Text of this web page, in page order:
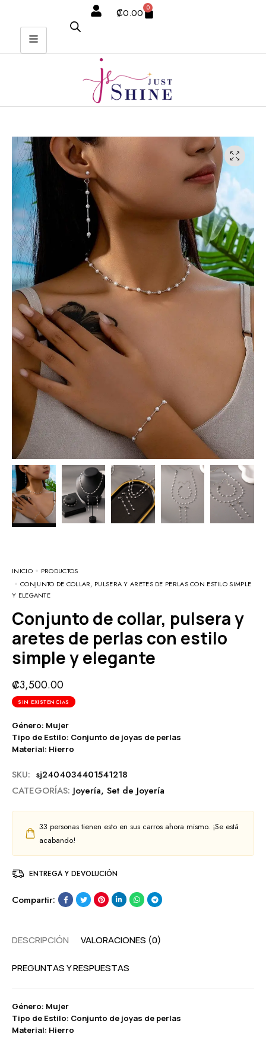
₡0.00 0
INICIO
PRODUCTOS
CONJUNTO DE COLLAR, PULSERA Y ARETES DE PERLAS CON ESTILO SIMPLE
Y ELEGANTE
Conjunto de collar, pulsera y
aretes de perlas con estilo
simple y elegante
₡3,500.00
SIN EXISTENCIAS
Género: Mujer
Tipo de Estilo: Conjunto de joyas de perlas
Material: Hierro
SKU: sj2404034401541218
CATEGORÍAS: Joyería, Set de Joyería
33 personas tienen esto en sus carros ahora mismo. ¡Se está
acabando!
ENTREGA Y DEVOLUCIÓN
Compartir:
DESCRIPCIÓN VALORACIONES (0)
PREGUNTAS Y RESPUESTAS
Género: Mujer
Tipo de Estilo: Conjunto de joyas de perlas
Material: Hierro